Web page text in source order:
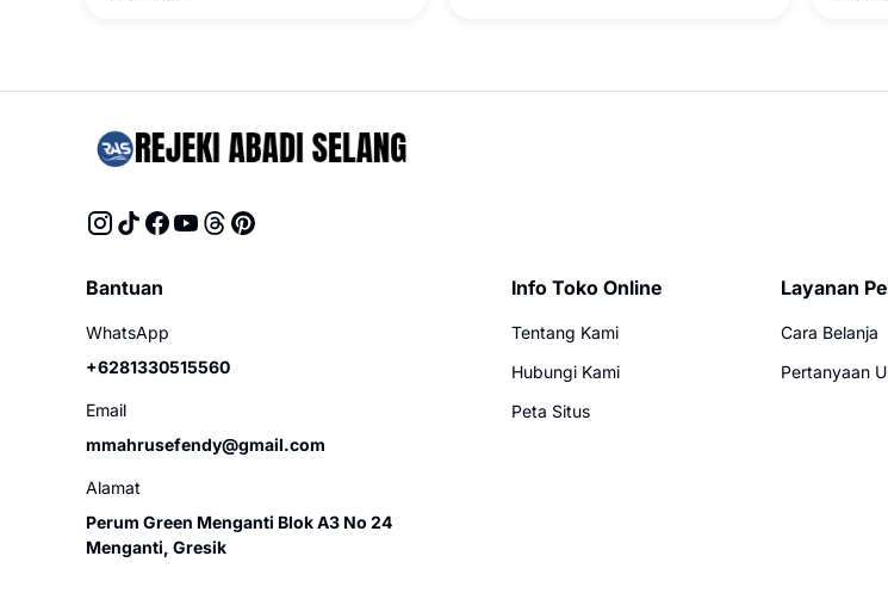
Bantuan
WhatsApp
+6281330515560
Email
mmahrusefendy@gmail.com
Alamat
Perum Green Menganti Blok A3 No 24
Menganti, Gresik
Info Toko Online
Tentang Kami
Hubungi Kami
Peta Situs
Layanan
Cara Belanja
Pertanyaan